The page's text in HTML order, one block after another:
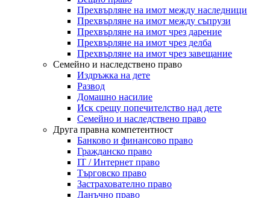
Прехвърляне на имот между наследници
Прехвърляне на имот между съпрузи
Прехвърляне на имот чрез дарение
Прехвърляне на имот чрез делба
Прехвърляне на имот чрез завещание
Семейно и наследствено право
Издръжка на дете
Развод
Домашно насилие
Иск срещу попечителство над дете
Семейно и наследствено право
Друга правна компетентност
Банково и финансово право
Гражданско право
IT / Интернет право
Търговско право
Застрахователно право
Данъчно право